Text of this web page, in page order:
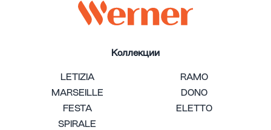
Коллекции
LETIZIA
RAMO
MARSEILLE
DONO
FESTA
ELETTO
SPIRALE